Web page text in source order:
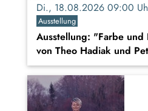
Di., 18.08.2026 09:00
Ausstellung
Ausstellung: "Farbe und
von Theo Hadiak und